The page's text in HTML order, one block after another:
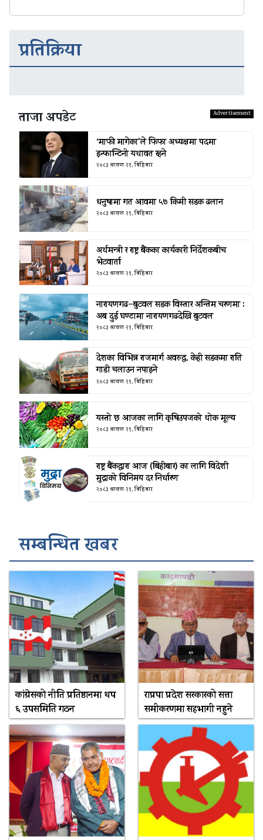
प्रतिक्रिया
ताजा अपडेट
‘माफी मागेका’ले फिफा अध्यक्षमा पदमा
इन्फान्टिनो यथावत रहने
२०८३ श्रावण २१, बिहिबार
धनुषामा गत आवमा ५७ किमी सडक ढलान
२०८३ श्रावण २१, बिहिबार
अर्थमन्त्री र राष्ट्र बैंकका कार्यकारी निर्देशकबीच
भेटवार्ता
२०८३ श्रावण २१, बिहिबार
नारायणगढ–बुटवल सडक विस्तार अन्तिम चरणमा :
अब दुई घण्टामा नारायणगढदेखि बुटवल
२०८३ श्रावण २१, बिहिबार
देशका विभिन्न राजमार्ग अवरुद्ध, केही सडकमा राति
गाडी चलाउन नपाइने
२०८३ श्रावण २१, बिहिबार
यस्तो छ आजका लागि कृषिउपजको थोक मूल्य
२०८३ श्रावण २१, बिहिबार
राष्ट्र बैंकद्धारा आज (बिहीबार) का लागि विदेशी
मुद्राको विनिमय दर निर्धारण
२०८३ श्रावण २१, बिहिबार
सम्बन्धित खबर
कांग्रेसको नीति प्रतिष्ठानमा थप
६ उपसमिति गठन
राप्रपा प्रदेश सरकारको सत्ता
समीकरणमा सहभागी नहुने